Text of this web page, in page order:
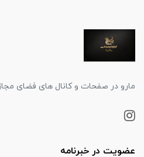
مارو در صفحات و کانال های فضای
عضویت در خبرنامه